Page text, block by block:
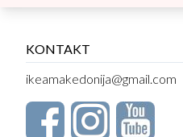
KONTAKT
ikeamakedonija@gmail.com